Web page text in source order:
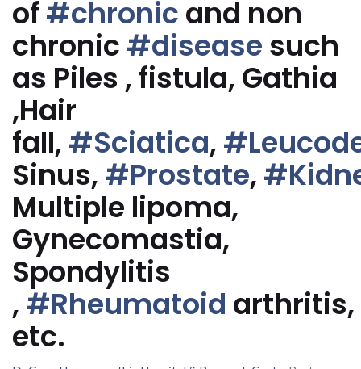
of #chronic and non
chronic #disease such
as Piles , fistula, Gathia
,Hair
fall, #Sciatica,
Sinus, #Prostate,
Multiple lipoma,
Gynecomastia,
Spondylitis
, #Rheumatoid arthritis,
etc.